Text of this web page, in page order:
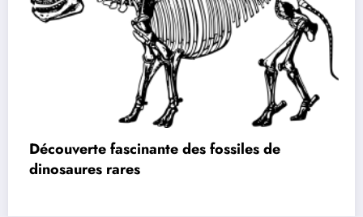
Découverte fascinante des fossiles de
dinosaures rares